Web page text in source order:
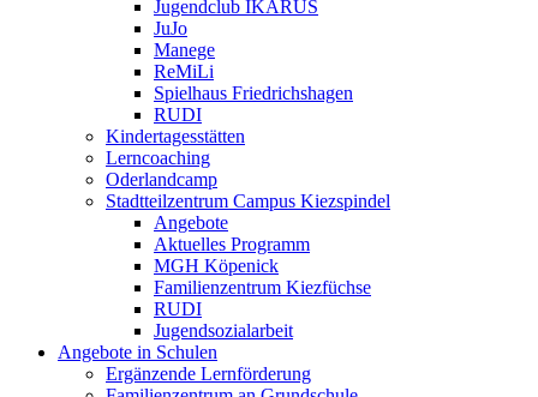
Jugendclub IKARUS
JuJo
Manege
ReMiLi
Spielhaus Friedrichshagen
RUDI
Kindertagesstätten
Lerncoaching
Oderlandcamp
Stadtteilzentrum Campus Kiezspindel
Angebote
Aktuelles Programm
MGH Köpenick
Familienzentrum Kiezfüchse
RUDI
Jugendsozialarbeit
Angebote in Schulen
Ergänzende Lernförderung